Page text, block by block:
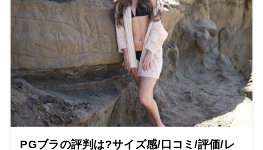
PGブラの評判は?サイズ感/口コミ/評価/レ